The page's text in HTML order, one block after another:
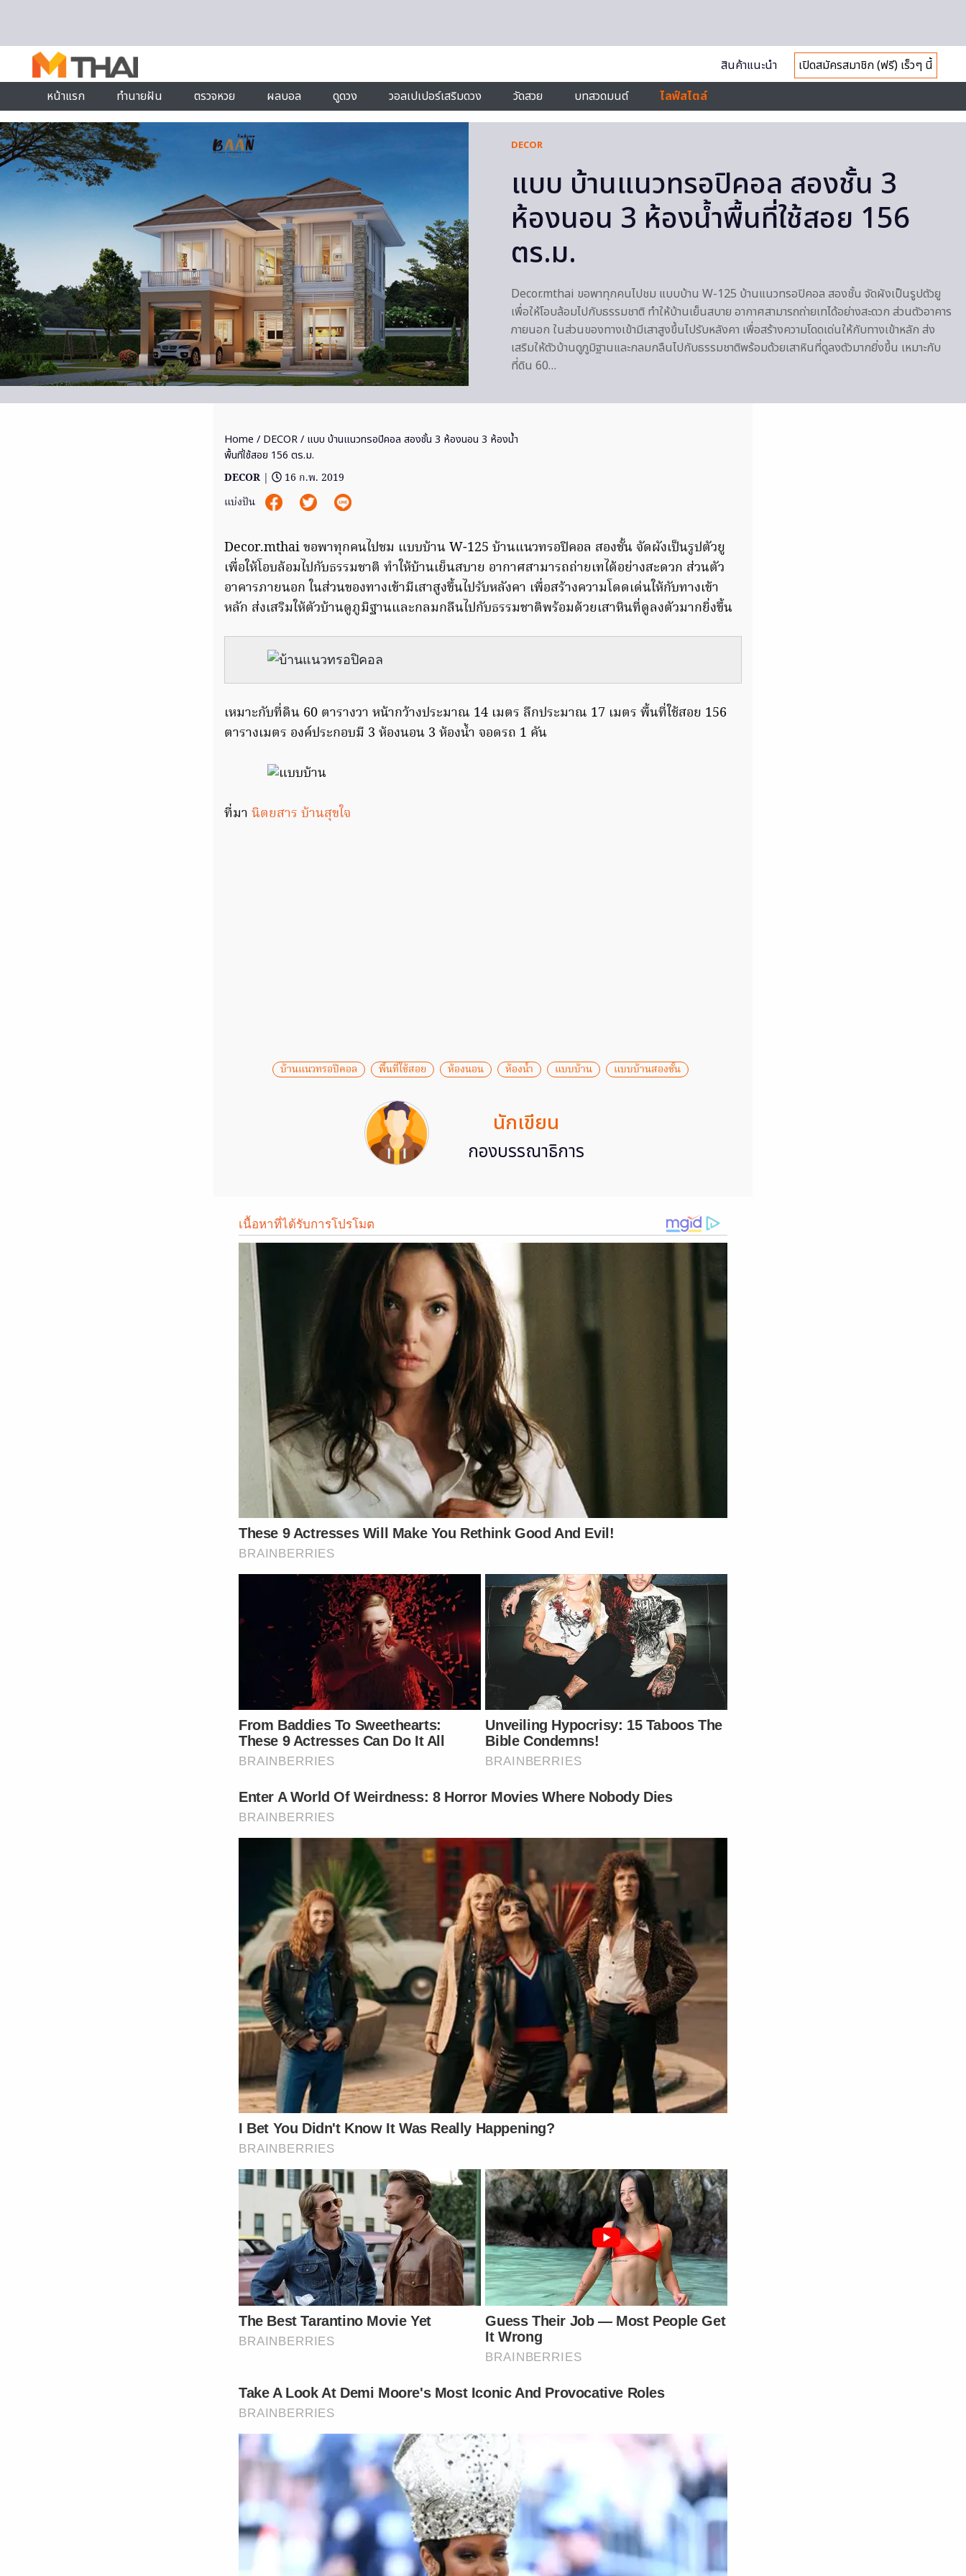
สินค้าแนะนำ
เปิดสมัครสมาชิก (ฟรี) เร็วๆ นี้
หน้าแรก
ทำนายฝัน ตรวจหวย ผลบอล ดูดวง วอลเปเปอร์เสริมดวง วัดสวย บทสวดมนต์ ไลฟ์สไตล์
DECOR
แบบ บ้านแนวทรอปิคอล สองชั้น 3
ห้องนอน 3 ห้องน้ำพื้นที่ใช้สอย 156
ตร.ม.
Decor.mthai ขอพาทุกคนไปชม แบบบ้าน W-125 บ้านแนวทรอปิคอล สองชั้น จัดผังเป็นรูปตัวยู
เพื่อให้โอบล้อมไปกับธรรมชาติ ทำให้บ้านเย็นสบาย อากาศสามารถถ่ายเทได้อย่างสะดวก ส่วนตัวอาคาร
ภายนอก ในส่วนของทางเข้ามีเสาสูงขึ้นไปรับหลังคา เพื่อสร้างความโดดเด่นให้กับทางเข้าหลัก ส่ง
เสริมให้ตัวบ้านดูภูมิฐานและกลมกลืนไปกับธรรมชาติพร้อมด้วยเสาหินที่ดูลงตัวมากยิ่งขึ้น เหมาะกับ
ที่ดิน 60…
Home / DECOR/ แบบ บ้านแนวทรอปิคอล สองชั้น 3 ห้องนอน 3 ห้องน้ำ
พื้นที่ใช้สอย 156 ตร.ม.
DECOR |
16 ก.พ. 2019
แบ่งปัน
Decor.mthai ขอพาทุกคนไปชม แบบบ้าน W-125 บ้านแนวทรอปิคอล สองชั้น จัดผังเป็นรูปตัวยู
เพื่อให้โอบล้อมไปกับธรรมชาติ ทำให้บ้านเย็นสบาย อากาศสามารถถ่ายเทได้อย่างสะดวก ส่วนตัว
อาคารภายนอก ในส่วนของทางเข้ามีเสาสูงขึ้นไปรับหลังคา เพื่อสร้างความโดดเด่นให้กับทางเข้า
หลัก ส่งเสริมให้ตัวบ้านดูภูมิฐานและกลมกลืนไปกับธรรมชาติพร้อมด้วยเสาหินที่ดูลงตัวมากยิ่งขึ้น
เหมาะกับที่ดิน 60 ตารางวา หน้ากว้างประมาณ 14 เมตร ลึกประมาณ 17 เมตร พื้นที่ใช้สอย 156
ตารางเมตร องค์ประกอบมี 3 ห้องนอน 3 ห้องน้ำ จอดรถ 1 คัน
ที่มา นิตยสาร บ้านสุขใจ
บ้านแนวทรอปิคอล พื้นที่ใช้สอย ห้องนอน ห้องน้ำ แบบบ้าน แบบบ้านสองชั้น
นักเขียน
กองบรรณาธิการ